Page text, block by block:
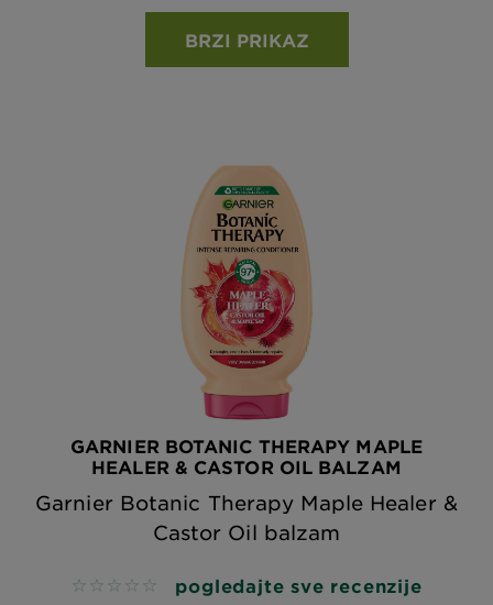
BRZI PRIKAZ
GARNIER BOTANIC THERAPY MAPLE
HEALER & CASTOR OIL BALZAM
Garnier Botanic Therapy Maple Healer &
Castor Oil balzam
No reviews pogledajte sve recenzije